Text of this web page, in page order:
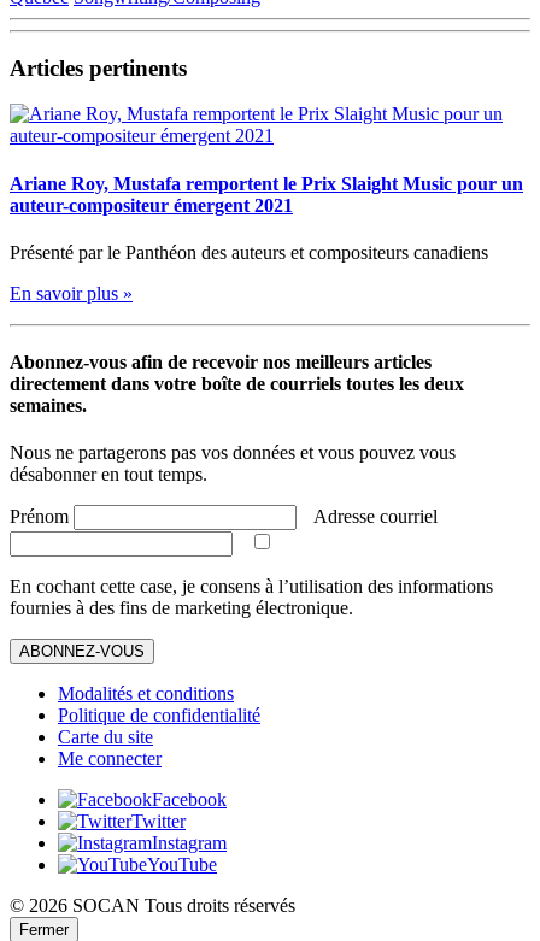
Articles pertinents
Ariane Roy, Mustafa remportent le Prix Slaight Music pour un
auteur-compositeur émergent 2021
Présenté par le Panthéon des auteurs et compositeurs canadiens
En savoir plus »
Abonnez-vous afin de recevoir nos meilleurs articles
directement dans votre boîte de courriels toutes les deux
semaines.
Nous ne partagerons pas vos données et vous pouvez vous
désabonner en tout temps.
Prénom Adresse courriel
En cochant cette case, je consens à l’utilisation des informations
fournies à des fins de marketing électronique.
ABONNEZ-VOUS
Modalités et conditions
Politique de confidentialité
Carte du site
Me connecter
Facebook
Twitter
Instagram
YouTube
© 2026 SOCAN Tous droits réservés
Fermer